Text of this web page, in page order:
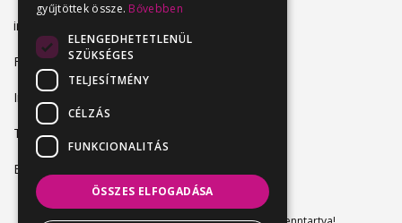
info@vendeglatosmelok.hu
Facebook
Instagram
TikTok
Blog
gyűjtöttek össze. Bővebben
ELENGEDHETETLENÜL
SZÜKSÉGES
TELJESÍTMÉNY
CÉLZÁS
FUNKCIONALITÁS
ÖSSZES ELFOGADÁSA